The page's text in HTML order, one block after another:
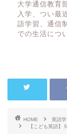
大学通信教育
入学、つい最
語学習、通信
での生活につ
HOME 英語学
【こども英語】